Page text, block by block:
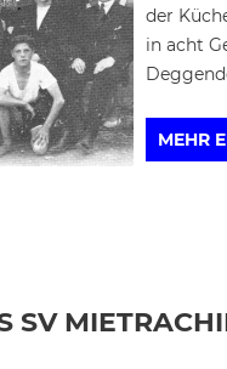
der
in acht
MEHR
SV